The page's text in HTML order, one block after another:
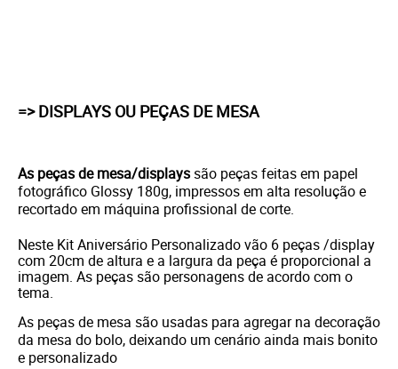
=> DISPLAYS OU PEÇAS DE MESA
As peças de mesa/displayssão peças feitas em papel
fotográfico Glossy 180g, impressos em alta resolução e
recortado em máquina profissional de corte.
Neste Kit Aniversário Personalizado vão 6 peças /display
com 20cm de altura e a largura da peça é proporcional a
imagem. As peças são personagens de acordo com o
tema.
As peças de mesa são usadas para agregar na decoração
da mesa do bolo, deixando um cenário ainda mais bonito
e personalizado